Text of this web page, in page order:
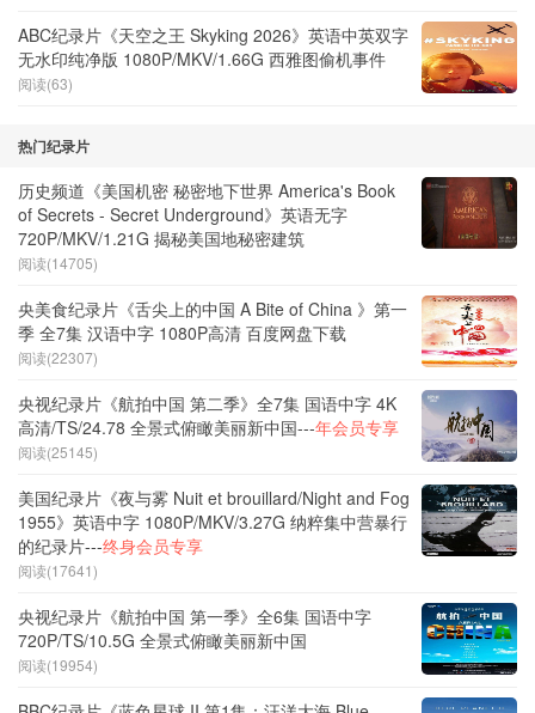
ABC纪录片《天空之王 Skyking 2026》英语中英双字
无水印纯净版 1080P/MKV/1.66G 西雅图偷机事件
阅读(63)
热门纪录片
历史频道《美国机密 秘密地下世界 America's Book
of Secrets - Secret Underground》英语无字
720P/MKV/1.21G 揭秘美国地秘密建筑
阅读(14705)
央美食纪录片《舌尖上的中国 A Bite of China 》第一
季 全7集 汉语中字 1080P高清 百度网盘下载
阅读(22307)
央视纪录片《航拍中国 第二季》全7集 国语中字 4K
高清/TS/24.78 全景式俯瞰美丽新中国---年会员专享
阅读(25145)
美国纪录片《夜与雾 Nuit et brouillard/Night and Fog
1955》英语中字 1080P/MKV/3.27G 纳粹集中营暴行
的纪录片---终身会员专享
阅读(17641)
央视纪录片《航拍中国 第一季》全6集 国语中字
720P/TS/10.5G 全景式俯瞰美丽新中国
阅读(19954)